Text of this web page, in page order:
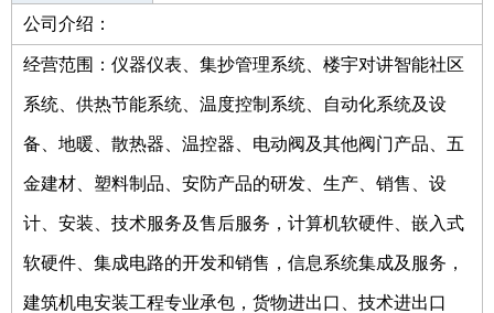
公司类型
公司介绍：
经营范围：仪器仪表、集抄管理系统、楼宇对讲智能社区
系统、供热节能系统、温度控制系统、自动化系统及设
备、地暖、散热器、温控器、电动阀及其他阀门产品、五
金建材、塑料制品、安防产品的研发、生产、销售、设
计、安装、技术服务及售后服务，计算机软硬件、嵌入式
软硬件、集成电路的开发和销售，信息系统集成及服务，
建筑机电安装工程专业承包，货物进出口、技术进出口